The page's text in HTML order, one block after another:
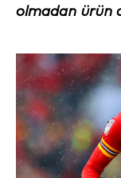
olmadan ürün